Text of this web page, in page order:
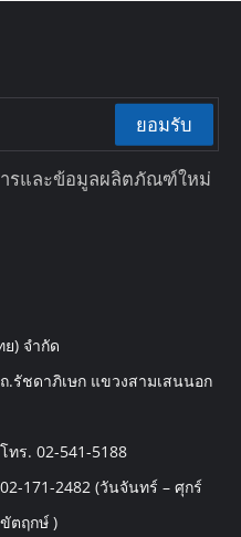
ยอมรับ
รและข้อมูลผลิตภัณฑ์ใหม่
) จำกัด
.รัชดาภิเษก แขวงสามเสนนอก
โทร. 02-541-5188
171-2482 (วันจันทร์ – ศุกร์
ตฤกษ์ )